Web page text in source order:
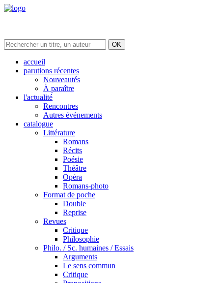
accueil
parutions récentes
Nouveautés
À paraître
l'actualité
Rencontres
Autres événements
catalogue
Littérature
Romans
Récits
Poésie
Théâtre
Opéra
Romans-photo
Format de poche
Double
Reprise
Revues
Critique
Philosophie
Philo. / Sc. humaines / Essais
Arguments
Le sens commun
Critique